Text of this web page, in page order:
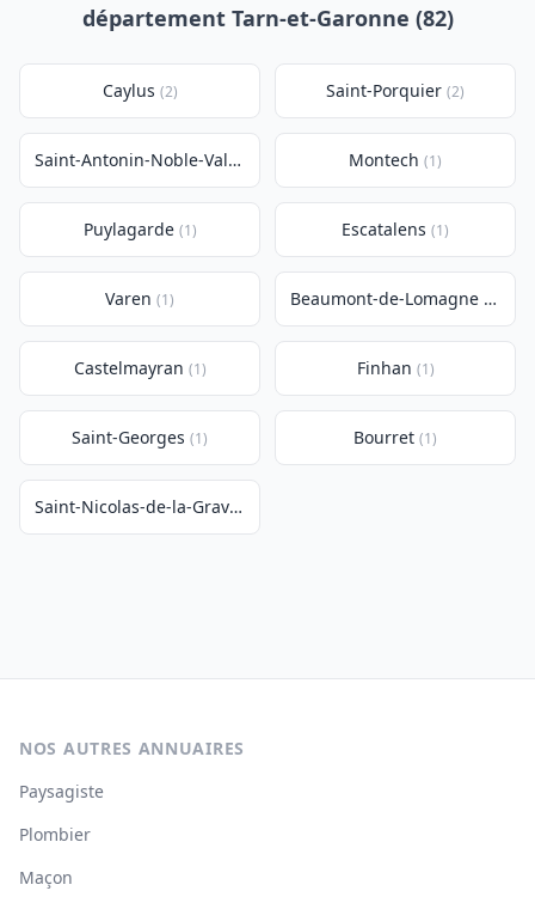
département Tarn-et-Garonne (82)
Caylus (2) Saint-Porquier (2)
Saint-Antonin-Noble-Val
(1) Montech (1)
Puylagarde (1) Escatalens (1)
Varen (1) Beaumont-de-Lomagne (1)
Castelmayran (1) Finhan (1)
Saint-Georges (1) Bourret (1)
Saint-Nicolas-de-la-Grave
NOS AUTRES ANNUAIRES
Paysagiste
Plombier
Maçon